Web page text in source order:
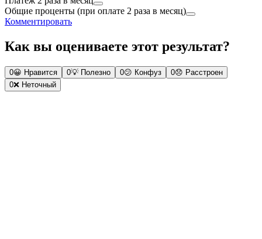
Общие проценты (при оплате 2 раза в месяц)
Комментировать
Как вы оцениваете этот результат?
0😀 Нравится 0💡 Полезно 0😕 Конфуз 0😞 Расстроен
0❌ Неточный